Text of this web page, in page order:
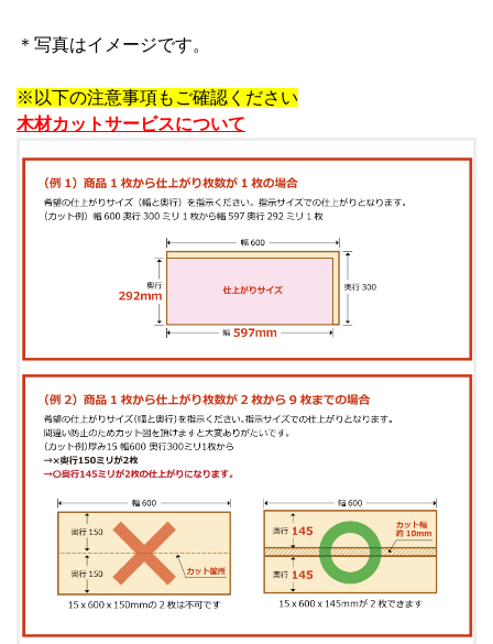
＊写真はイメージです。
※以下の注意事項もご確認ください
木材カットサービスについて